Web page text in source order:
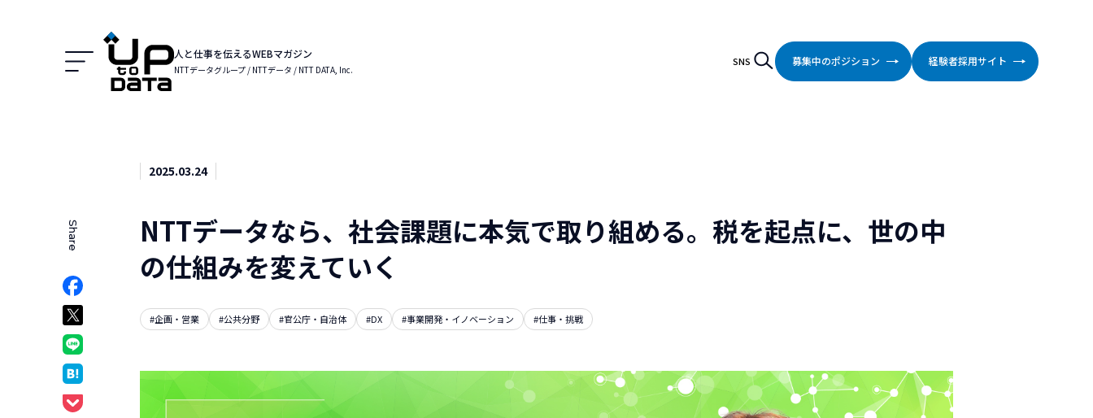
人と仕事を伝えるWEBマガジン
NTTデータグループ / NTTデータ / NTT DATA, Inc.
Menu
SNS 検索
Search
募集中のポジション 経験者採用サイト
2025.03.24
NTTデータなら、社会課題に本気で取り組める。税を起点に、世の中
の仕組みを変えていく
#企画・営業 #公共分野 #官公庁・自治体 #DX #事業開発・イノベーション #仕事・挑戦
Share
Xでシェア
はてなブックマークでシェア
Pocketでシェア
ークでシェア